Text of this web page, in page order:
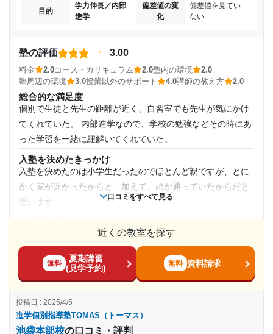
1.5倍の料金ですが、完全1対1や学習環境など総合で考える
と、妥当な金額ではないでしょうか。
スーパーエッセンシャルコースがない校舎てすが、エッセン
シャルコースで充分だと思います。無理に季節講習や合宿参
加は勧めてこないので、集団塾との両立がやりやすいです。
講師の教え方
まだよくわかりません。子どもはとても分かりやすいと言っ
ています。1対1は相性がとても大切だと思います。少しでも
合わないと感じたら別の講師にしてくださると言ってくださ
って、とても気が楽になりました。今のところ講師の変更は
考えていません。
塾内の環境
授業部屋も個室でホワイトボード付き、自習室も静かで集中
通塾に便利な環境です。駅前で明るく人通りも多いため、夜
になっても安心です。塾の入っているビルはキレイです。
授業以外のサポート
問をすれば、すぐに塾長から返信をいただけました。集団塾
では、面談するためにかなり待たなくてはなりません。母の
口コミをすべて見る
目的
学力伸長／内部
進学
偏差値の変
化
偏差値を見てい
ない
塾の評価 3.00
料金 2.0コース・カリキュラム 2.0塾内の環境
2.0
塾周辺の環境
3.0授業以外のサポート 4.0講師の教え方 2.0
総合的な満足度
個別で生徒と先生の距離が近く、自習室でも先生が気にかけ
てくれていた。 内部進学なので、学校の勉強などその時にあ
った学習を一緒に紐解いてくれていた。
入塾を決めたきっかけ
入塾を決めたのは小学生だったのでほとんど親ですが、とに
かく家が近かったからと、加えて、姉が通っていたからだと
思います
料金
普通の塾に比べて、トーマスは料金はかなり高い方だと思
う。ただ、個別だから仕方ないとは思います。
通年コースだったが、プログラムは良かったと思う。ただ、
ダラダラと学校の学習を行なっていたイメージではあった。
近くの教室を探す
無料
夏期講習
(見学予約)
無料 資料請求
進学個別指導塾TOMAS（トーマス）
池袋本部校の口コミ・評判
投稿日 : 2025/4/5